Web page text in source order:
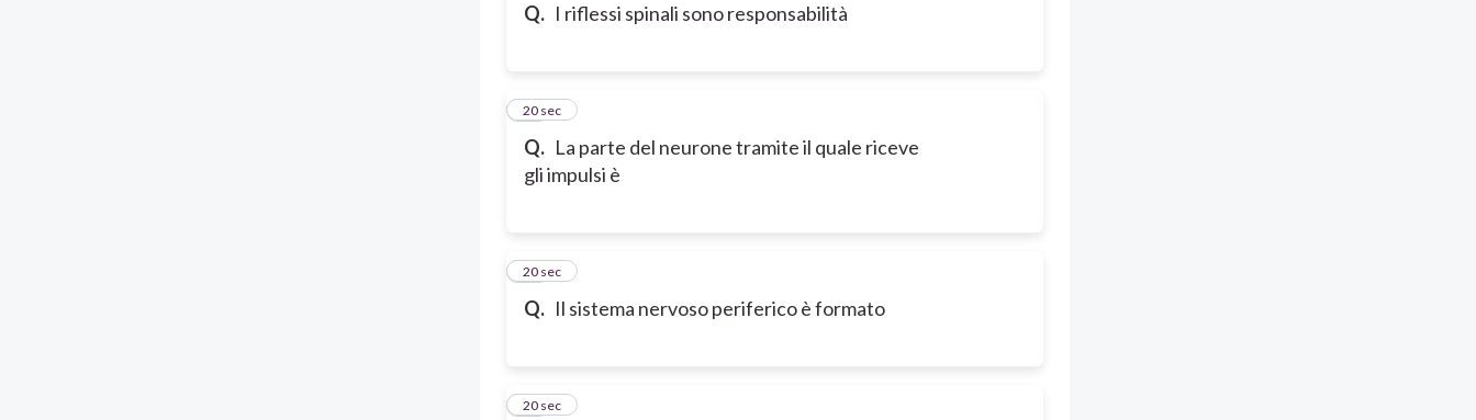
Q. I riflessi spinali sono responsabilità
Q. La parte del neurone tramite il quale riceve
gli impulsi è
14
20 sec
Q. Il sistema nervoso periferico è formato
15
20 sec
16
20 sec